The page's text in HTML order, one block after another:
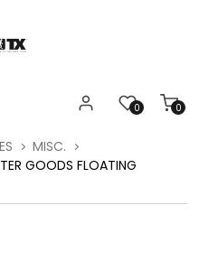
0
0
MISC.
GOODS FLOATING